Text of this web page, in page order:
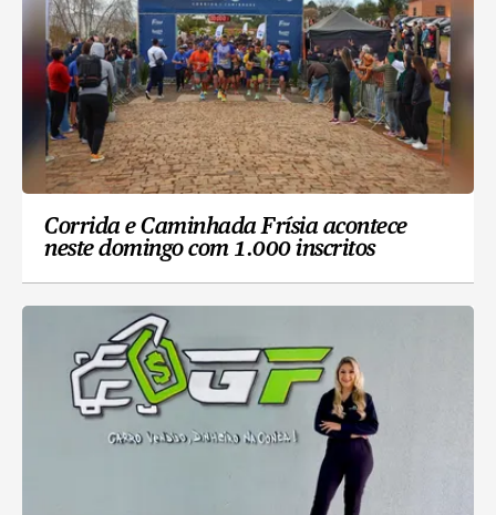
Corrida e Caminhada Frísia acontece
neste domingo com 1.000 inscritos